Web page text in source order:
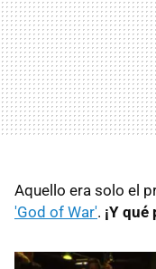
Aquello era solo el
'God of War'. ¡Y